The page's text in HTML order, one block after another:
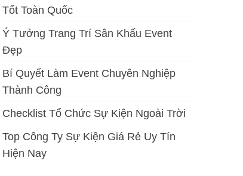
Tốt Toàn Quốc
Ý Tưởng Trang Trí Sân Khấu Event
Đẹp
Bí Quyết Làm Event Chuyên Nghiệp
Thành Công
Checklist Tổ Chức Sự Kiện Ngoài Trời
Top Công Ty Sự Kiện Giá Rẻ Uy Tín
Hiện Nay